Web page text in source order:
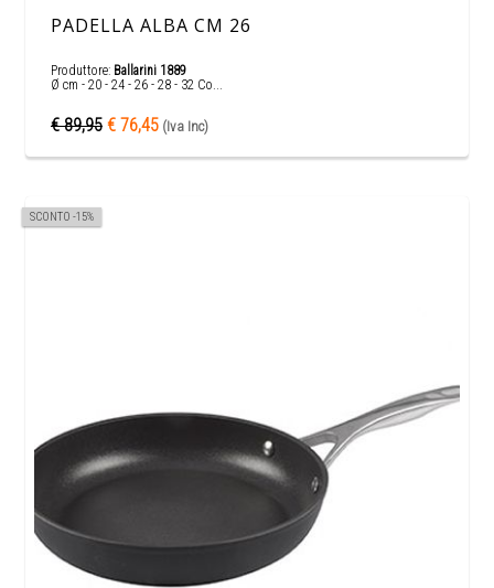
PADELLA ALBA CM 26
Produttore: Ballarini 1889
Ø cm - 20 - 24 - 26 - 28 - 32 Co...
€ 89,95 € 76,45 (Iva Inc)
SCONTO -15%